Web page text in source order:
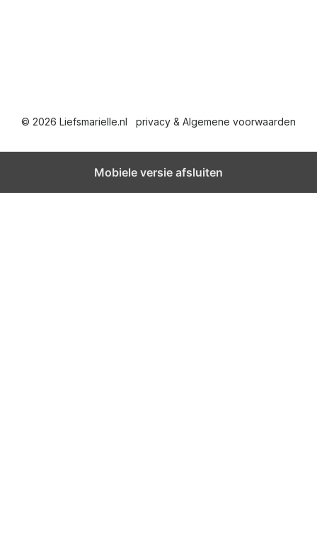
© 2026 Liefsmarielle.nl privacy & Algemene voorwaarden
Mobiele versie afsluiten